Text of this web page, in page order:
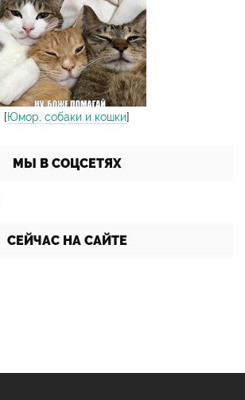
[Юмор, собаки и кошки]
МЫ В СОЦСЕТЯХ
СЕЙЧАС НА САЙТЕ